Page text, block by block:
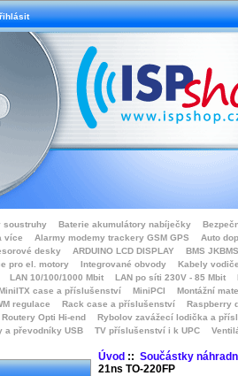
soustruhy Baterie akumulátory nabíječky
více
Alarmy modemy trackery GSM GPS
Auto
desky
ARDUINO LCD DISPLAY
BMS
pro el. motory
Integrované obvody
Kabely
LAN 10/100/1000 Mbit LAN po síti 230V - 85 Mbit
case a příslušenství MiniPCI
Montážní
regulace Rack case a příslušenství
Raspberry
Routery Opti Hi-end
Rybolov zavážecí lodička a přísl
a převodníky USB
TV příslušenství i k UPC
Úvod:: Součástky
21ns TO-220FP